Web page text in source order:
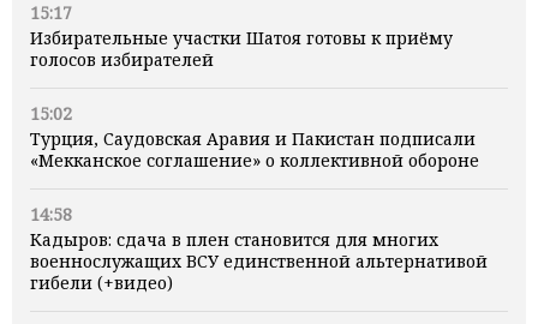
15:17
Избирательные участки Шатоя готовы к приёму
голосов избирателей
15:02
Турция, Саудовская Аравия и Пакистан подписали
«Мекканское соглашение» о коллективной обороне
14:58
Кадыров: сдача в плен становится для многих
военнослужащих ВСУ единственной альтернативой
гибели (+видео)